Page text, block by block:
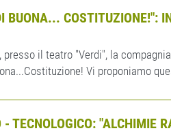
BUONA... COSTITUZIONE!":
il teatro "Verdi", la
Vi proponiamo
TECNOLOGICO: "ALCHIMIE